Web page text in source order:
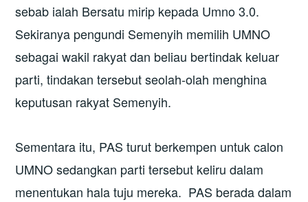
sebab ialah Bersatu mirip kepada Umno 3.0.
Sekiranya pengundi Semenyih memilih UMNO
sebagai wakil rakyat dan beliau bertindak keluar
parti, tindakan tersebut seolah-olah menghina
keputusan rakyat Semenyih.
Sementara itu, PAS turut berkempen untuk calon
UMNO sedangkan parti tersebut keliru dalam
menentukan hala tuju mereka. PAS berada dalam